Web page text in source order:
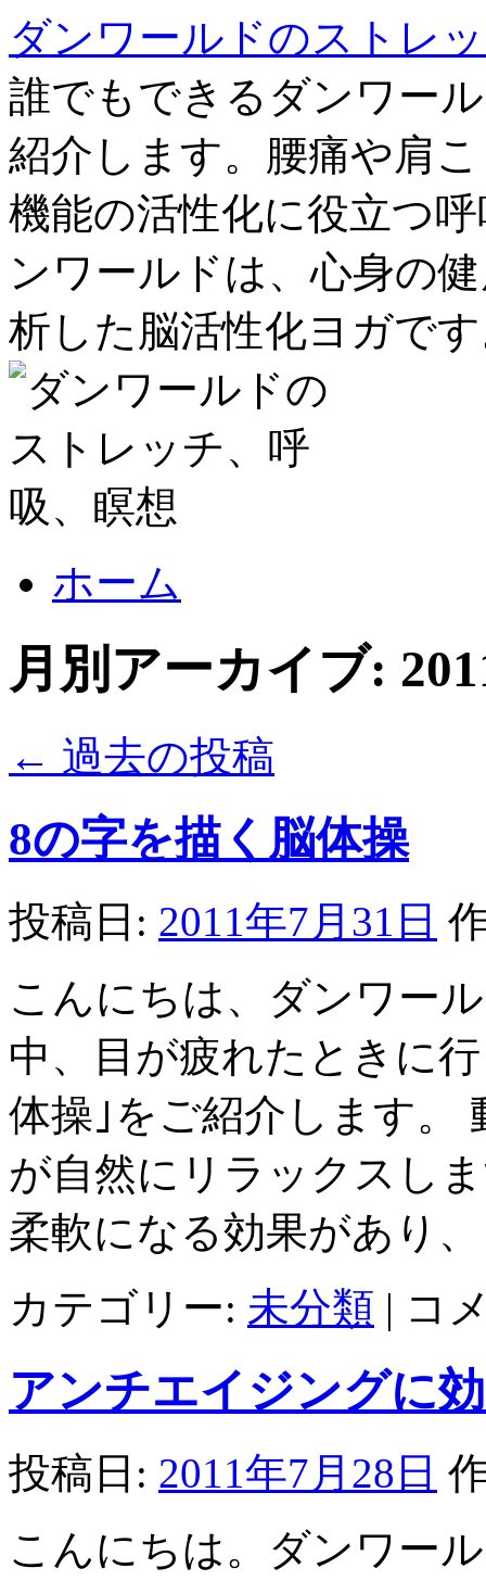
ダンワールドのストレ
誰でもできるダンワー
紹介します。腰痛や肩
機能の活性化に役立つ
ンワールドは、心身の
析した脳活性化ヨガで
ン
へ
ス
プ
ホーム
月別アーカイブ:
← 過去の投稿
8の字を描く脳体操
投稿日: 2011年7月31日
こんにちは、ダンワー
中、目が疲れたときに
体操｣をご紹介します。
が自然にリラックスし
柔軟になる効果があり
カテゴリー: 未分類 |
描
く
操
は
コ
アンチエイジングに
投稿日: 2011年7月28日
こんにちは。ダンワー